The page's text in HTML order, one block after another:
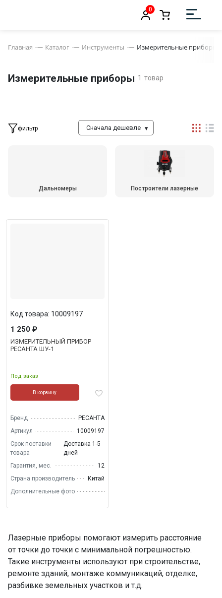
0
Главная Каталог Инструменты Измерительные приборы
Измерительные приборы 1 товар
фильтр Сначала дешевле
Дальномеры Построители лазерные
Лазерные приборы помогают измерить расстояние
от точки до точки с минимальной погрешностью.
Такие инструменты используют при строительстве,
ремонте зданий, монтаже коммуникаций, отделке,
разбивке земельных участков и т.д.
ИЗМЕРИТЕЛЬНЫЙ ПРИБОР
РЕСАНТА ШУ-1
Под заказ
Код товара: 10009197
1 250 ₽
В корзину
Бренд
РЕСАНТА
Артикул
10009197
Срок поставки
товара
Доставка 1-5
дней
Гарантия, мес.
12
Страна производитель
Китай
Дополнительные фото